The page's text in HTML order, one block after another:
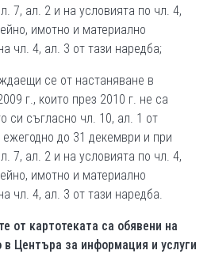
7, ал. 2 и на условията по чл. 4,
имотно и материално
чл. 4, ал. 3 от тази наредба;
се от настаняване в
г., които през 2010 г. не са
си съгласно чл. 10, ал. 1 от
до 31 декември и при
7, ал. 2 и на условията по чл. 4,
имотно и материално
чл. 4, ал. 3 от тази наредба.
от картотеката са обявени на
Центъра за информация и услуги